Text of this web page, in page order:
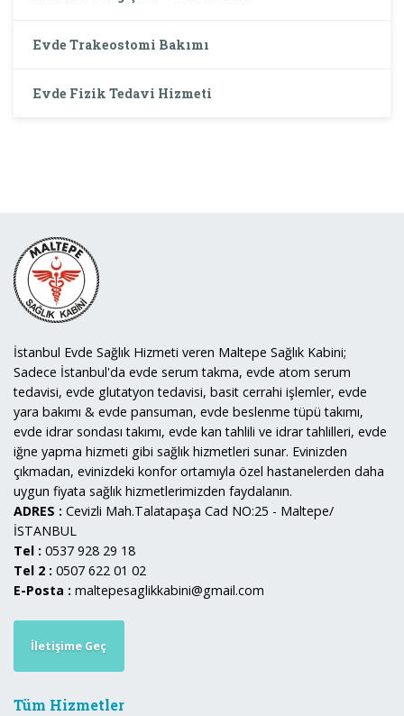
Evde Trakeostomi Bakımı
Evde Fizik Tedavi Hizmeti
İstanbul Evde Sağlık Hizmeti veren Maltepe Sağlık Kabini;
Sadece İstanbul'da evde serum takma, evde atom serum
tedavisi, evde glutatyon tedavisi, basit cerrahi işlemler, evde
yara bakımı & evde pansuman, evde beslenme tüpü takımı,
evde idrar sondası takımı, evde kan tahlili ve idrar tahlilleri, evde
iğne yapma hizmeti gibi sağlık hizmetleri sunar. Evinizden
çıkmadan, evinizdeki konfor ortamıyla özel hastanelerden daha
uygun fiyata sağlık hizmetlerimizden faydalanın.
ADRES : Cevizli Mah.Talatapaşa Cad NO:25 - Maltepe/
İSTANBUL
Tel : 0537 928 29 18
Tel 2 : 0507 622 01 02
E-Posta : maltepesaglikkabini@gmail.com
İletişime Geç
Tüm Hizmetler